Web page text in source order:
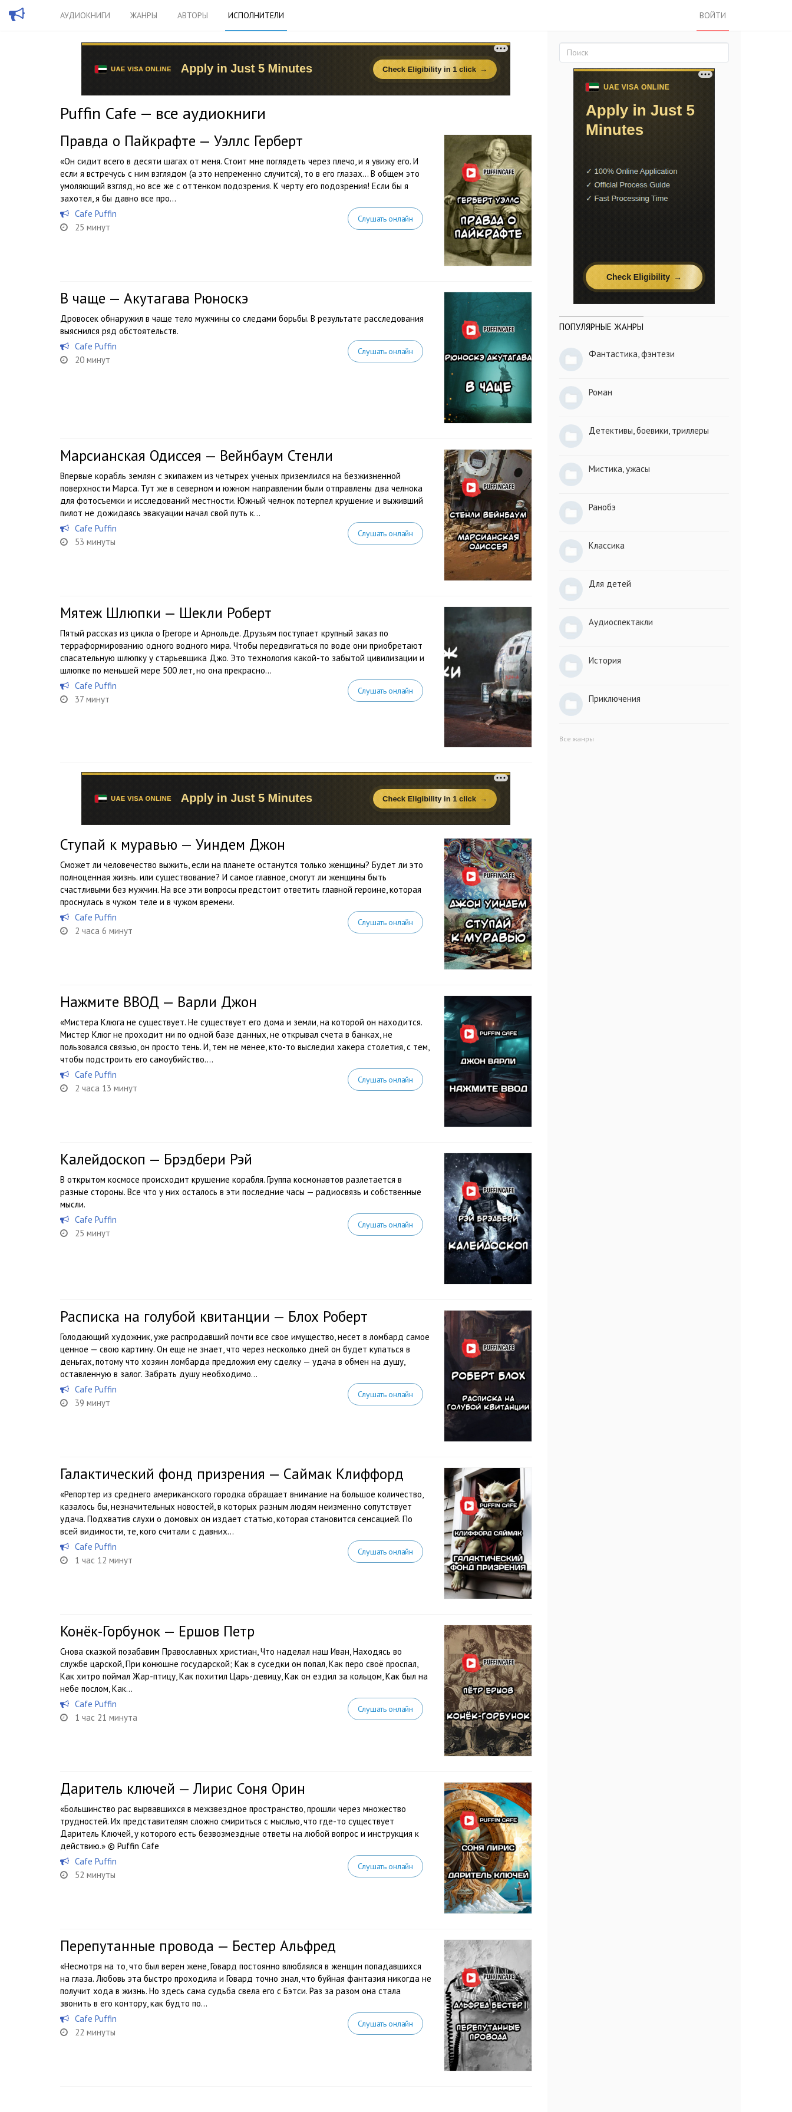
АУДИОКНИГИ ЖАНРЫ АВТОРЫ ИСПОЛНИТЕЛИ ВОЙТИ
Puffin Cafe — все аудиокниги
Правда о Пайкрафте — Уэллс Герберт
«Он сидит всего в десяти шагах от меня. Стоит мне поглядеть через плечо, и я увижу его. И
если я встречусь с ним взглядом (а это непременно случится), то в его глазах… В общем это
умоляющий взгляд, но все же с оттенком подозрения. К черту его подозрения! Если бы я
захотел, я бы давно все про...
Cafe Puffin
25 минут
Слушать онлайн
В чаще — Акутагава Рюноскэ
Дровосек обнаружил в чаще тело мужчины со следами борьбы. В результате расследования
выяснился ряд обстоятельств.
Cafe Puffin
20 минут
Слушать онлайн
Марсианская Одиссея — Вейнбаум Стенли
Впервые корабль землян с экипажем из четырех ученых приземлился на безжизненной
поверхности Марса. Тут же в северном и южном направлении были отправлены два челнока
для фотосъемки и исследований местности. Южный челнок потерпел крушение и выживший
пилот не дожидаясь эвакуации начал свой путь к...
Cafe Puffin
53 минуты
Слушать онлайн
Мятеж Шлюпки — Шекли Роберт
Пятый рассказ из цикла о Грегоре и Арнольде. Друзьям поступает крупный заказ по
терраформированию одного водного мира. Чтобы передвигаться по воде они приобретают
спасательную шлюпку у старьевщика Джо. Это технология какой-то забытой цивилизации и
шлюпке по меньшей мере 500 лет, но она прекрасно...
Cafe Puffin
37 минут
Слушать онлайн
Ступай к муравью — Уиндем Джон
Сможет ли человечество выжить, если на планете останутся только женщины? Будет ли это
полноценная жизнь. или существование? И самое главное, смогут ли женщины быть
счастливыми без мужчин. На все эти вопросы предстоит ответить главной героине, которая
проснулась в чужом теле и в чужом времени.
Cafe Puffin
2 часа 6 минут
Слушать онлайн
Нажмите ВВОД — Варли Джон
«Мистера Клюга не существует. Не существует его дома и земли, на которой он находится.
Мистер Клюг не проходит ни по одной базе данных, не открывал счета в банках, не
пользовался связью, он просто тень. И, тем не менее, кто-то выследил хакера столетия, с тем,
чтобы подстроить его самоубийство....
Cafe Puffin
2 часа 13 минут
Слушать онлайн
Калейдоскоп — Брэдбери Рэй
В открытом космосе происходит крушение корабля. Группа космонавтов разлетается в
разные стороны. Все что у них осталось в эти последние часы — радиосвязь и собственные
мысли.
Cafe Puffin
25 минут
Слушать онлайн
Расписка на голубой квитанции — Блох Роберт
Голодающий художник, уже распродавший почти все свое имущество, несет в ломбард самое
ценное — свою картину. Он еще не знает, что через несколько дней он будет купаться в
деньгах, потому что хозяин ломбарда предложил ему сделку — удача в обмен на душу,
оставленную в залог. Забрать душу необходимо...
Cafe Puffin
39 минут
Слушать онлайн
Галактический фонд призрения — Саймак Клиффорд
«Репортер из среднего американского городка обращает внимание на большое количество,
казалось бы, незначительных новостей, в которых разным людям неизменно сопутствует
удача. Подхватив слухи о домовых он издает статью, которая становится сенсацией. По
всей видимости, те, кого считали с давних...
Cafe Puffin
1 час 12 минут
Слушать онлайн
Конёк-Горбунок — Ершов Петр
Снова сказкой позабавим Православных христиан, Что наделал наш Иван, Находясь во
службе царской, При конюшне государской; Как в суседки он попал, Как перо своё проспал,
Как хитро поймал Жар-птицу, Как похитил Царь-девицу, Как он ездил за кольцом, Как был на
небе послом, Как...
Cafe Puffin
1 час 21 минута
Слушать онлайн
Даритель ключей — Лирис Соня Орин
«Большинство рас вырвавшихся в межзвездное пространство, прошли через множество
трудностей. Их представителям сложно смириться с мыслью, что где-то существует
Даритель Ключей, у которого есть безвозмездные ответы на любой вопрос и инструкция к
действию.» © Puffin Cafe
Cafe Puffin
52 минуты
Слушать онлайн
Перепутанные провода — Бестер Альфред
«Несмотря на то, что был верен жене, Говард постоянно влюблялся в женщин попадавшихся
на глаза. Любовь эта быстро проходила и Говард точно знал, что буйная фантазия никогда не
получит хода в жизнь. Но здесь сама судьба свела его с Бэтси. Раз за разом она стала
звонить в его контору, как будто по...
Cafe Puffin
22 минуты
Слушать онлайн
ПОПУЛЯРНЫЕ ЖАНРЫ
Фантастика, фэнтези
Роман
Детективы, боевики, триллеры
Мистика, ужасы
Ранобэ
Классика
Для детей
Аудиоспектакли
История
Приключения
Все жанры